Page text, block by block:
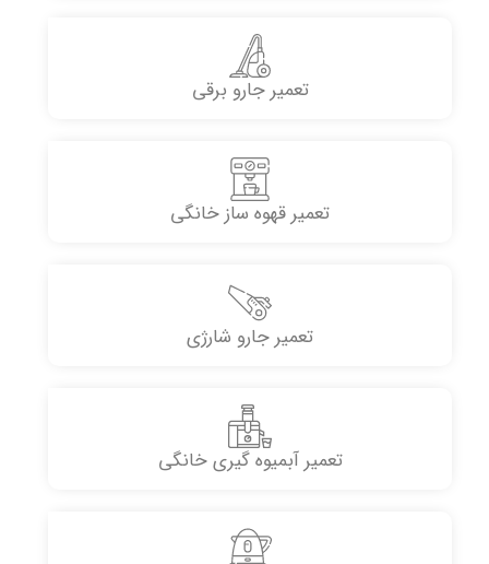
تعمیر جارو برقی
تعمیر قهوه ساز خانگی
تعمیر جارو شارژی
تعمیر آبمیوه گیری خانگی